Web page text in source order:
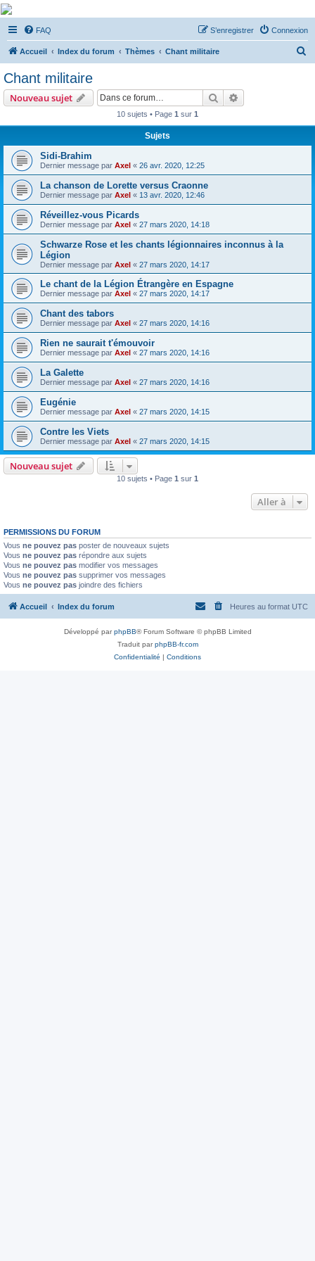
De Musicae Militari -
Forums
Forums de discussions
FAQ Connexion
S’enregistrer
Accueil Index du forum Thèmes Chant militaire
r
Chant militaire
Nouveau sujet Rechercher
10 sujets • Page 1 sur 1
Sujets
Sidi-Brahim
Dernier message par Axel « 26 avr. 2020, 12:25
La chanson de Lorette versus Craonne
Dernier message par Axel « 13 avr. 2020, 12:46
Réveillez-vous Picards
Dernier message par Axel « 27 mars 2020, 14:18
Schwarze Rose et les chants légionnaires inconnus à la
Légion
Dernier message par Axel « 27 mars 2020, 14:17
Le chant de la Légion Étrangère en Espagne
Dernier message par Axel « 27 mars 2020, 14:17
Chant des tabors
Dernier message par Axel « 27 mars 2020, 14:16
Rien ne saurait t'émouvoir
Dernier message par Axel « 27 mars 2020, 14:16
La Galette
Dernier message par Axel « 27 mars 2020, 14:16
Eugénie
Dernier message par Axel « 27 mars 2020, 14:15
Contre les Viets
Dernier message par Axel « 27 mars 2020, 14:15
Nouveau sujet
10 sujets • Page 1 sur 1
Aller à
PERMISSIONS DU FORUM
Vous ne pouvez pas poster de nouveaux sujets
Vous ne pouvez pas répondre aux sujets
Vous ne pouvez pas modifier vos messages
Vous ne pouvez pas supprimer vos messages
Vous ne pouvez pas joindre des fichiers
Accueil Index du forum Heures au format UTC
Développé parphpBB® Forum Software © phpBB Limited
Traduit parphpBB-fr.com
Confidentialité | Conditions